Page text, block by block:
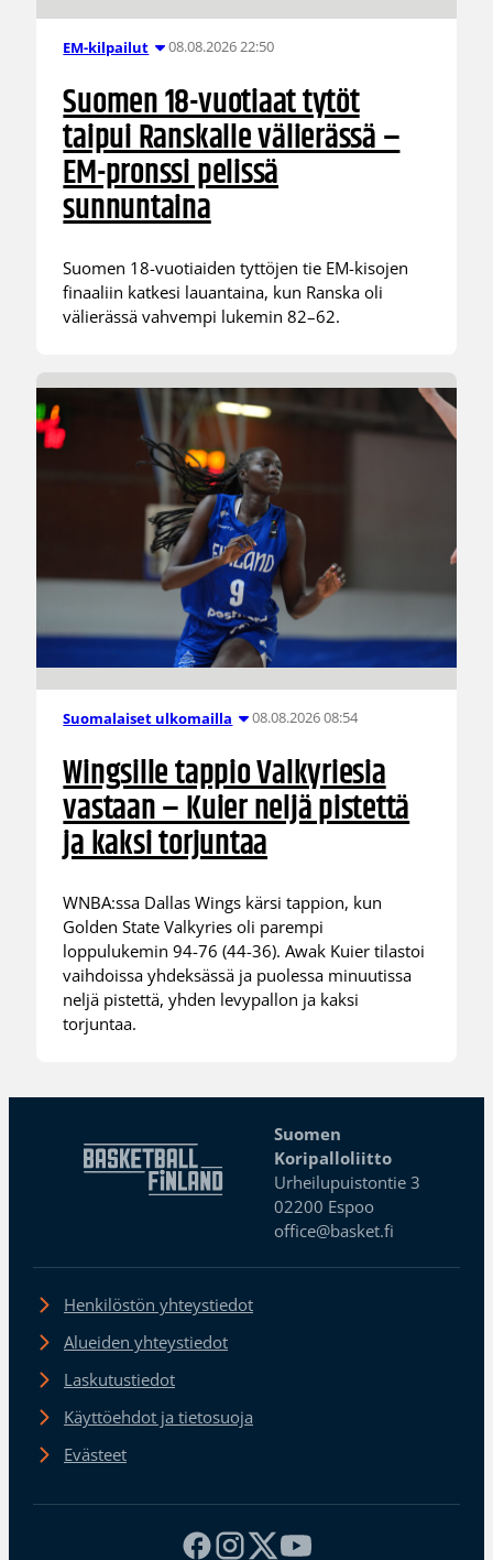
EM-kilpailut 08.08.2026 22:50
Suomen 18-vuotiaat tytöt
taipui Ranskalle välierässä –
EM-pronssi pelissä
sunnuntaina
Suomen 18-vuotiaiden tyttöjen tie EM-kisojen
finaaliin katkesi lauantaina, kun Ranska oli
välierässä vahvempi lukemin 82–62.
Suomalaiset ulkomailla 08.08.2026 08:54
Wingsille tappio Valkyriesia
vastaan – Kuier neljä pistettä
ja kaksi torjuntaa
WNBA:ssa Dallas Wings kärsi tappion, kun
Golden State Valkyries oli parempi
loppulukemin 94-76 (44-36). Awak Kuier tilastoi
vaihdoissa yhdeksässä ja puolessa minuutissa
neljä pistettä, yhden levypallon ja kaksi
torjuntaa.
Suomen
Koripalloliitto
Urheilupuistontie 3
02200 Espoo
office@basket.fi
Henkilöstön yhteystiedot
Alueiden yhteystiedot
Laskutustiedot
Käyttöehdot ja tietosuoja
Evästeet